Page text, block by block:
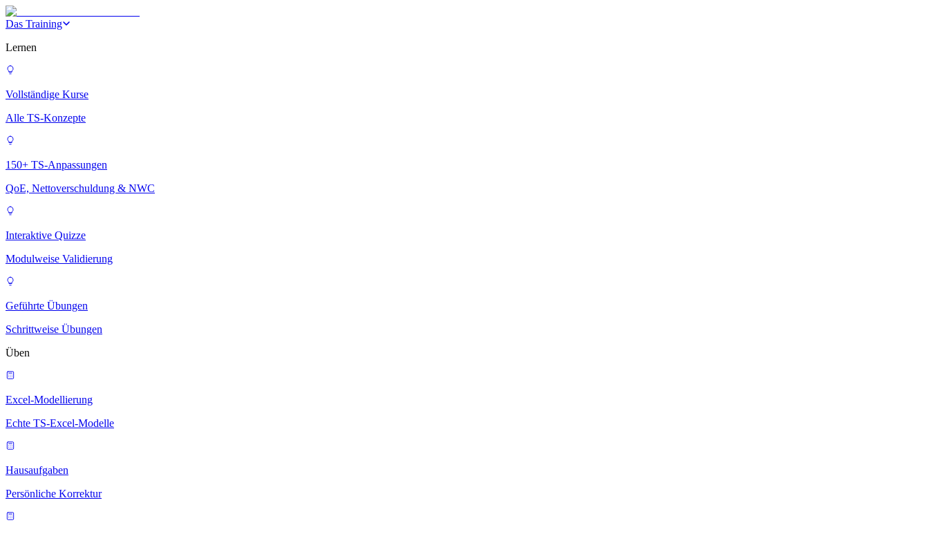
Das Training
Lernen
Vollständige Kurse
Alle TS-Konzepte
150+ TS-Anpassungen
QoE, Nettoverschuldung & NWC
Interaktive Quizze
Modulweise Validierung
Geführte Übungen
Schrittweise Übungen
Üben
Excel-Modellierung
Echte TS-Excel-Modelle
Hausaufgaben
Persönliche Korrektur